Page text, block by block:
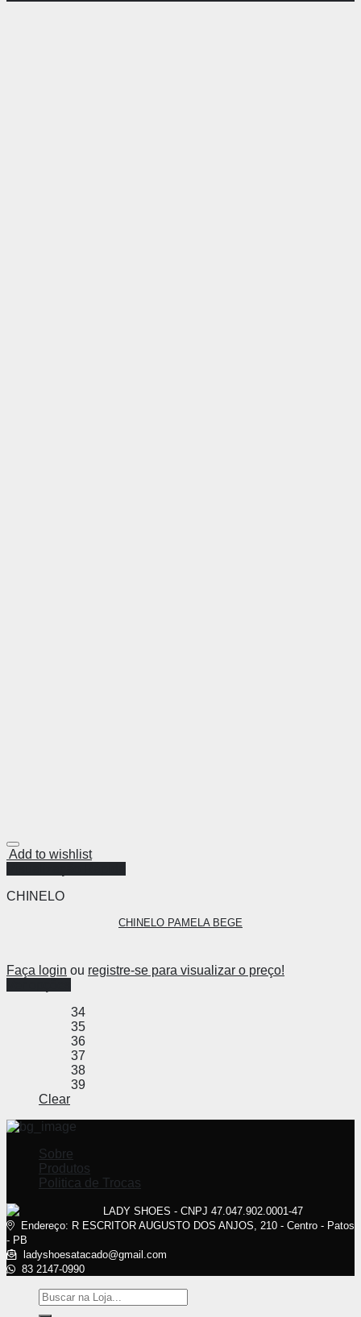
Add to wishlist
CHINELO
CHINELO PAMELA BEGE
Faça login ou registre-se para visualizar o preço!
34
35
36
37
38
39
Clear
Sobre
Produtos
Politica de Trocas
LADY SHOES - CNPJ 47.047.902.0001-47
Endereço: R ESCRITOR AUGUSTO DOS ANJOS, 210 - Centro - Patos
- PB
ladyshoesatacado@gmail.com
83 2147-0990
Pesquisar
por: